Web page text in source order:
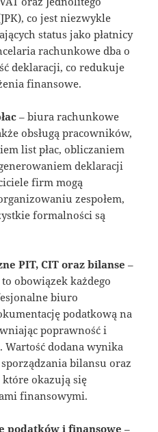
co jest niezwykle
status jako płatnicy
rachunkowe dba o
deklaracji, co redukuje
finansowe.
– biura rachunkowe
obsługą pracowników,
list płac, obliczaniem
deklaracji
firm mogą
zespołem,
formalności są
PIT, CIT oraz bilanse –
obowiązek każdego
biuro
podatkową na
poprawność i
Wartość dodana wynika
bilansu oraz
okazują się
finansowymi.
podatków i finansowe –